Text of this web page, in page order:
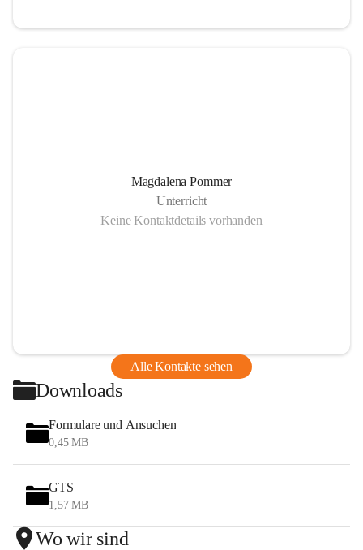
Magdalena Pommer
Unterricht
Keine Kontaktdetails vorhanden
Alle Kontakte sehen
Downloads
Formulare und Ansuchen
0,45 MB
GTS
1,57 MB
Wo wir sind